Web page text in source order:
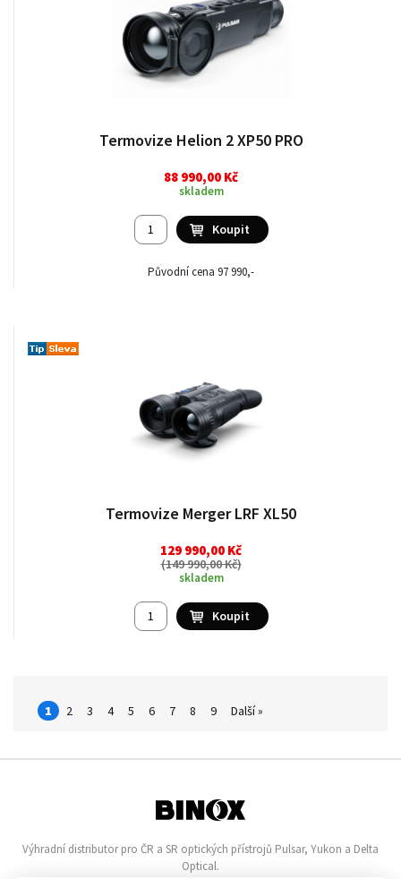
Termovize Helion 2 XP50 PRO
88 990,00 Kč
skladem
Původní cena 97 990,-
Termovize Merger LRF XL50
129 990,00 Kč
(149 990,00 Kč)
skladem
1 2 3 4 5 6 7 8 9 Další »
Výhradní distributor pro ČR a SR optických přístrojů Pulsar, Yukon a Delta
Optical.